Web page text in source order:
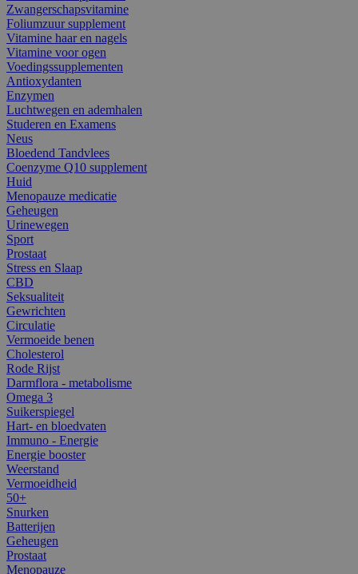
Zwangerschapsvitamine
Foliumzuur supplement
Vitamine haar en nagels
Vitamine voor ogen
Voedingssupplementen
Antioxydanten
Enzymen
Luchtwegen en ademhalen
Studeren en Examens
Neus
Bloedend Tandvlees
Coenzyme Q10 supplement
Huid
Menopauze medicatie
Geheugen
Urinewegen
Sport
Prostaat
Stress en Slaap
CBD
Seksualiteit
Gewrichten
Circulatie
Vermoeide benen
Cholesterol
Rode Rijst
Darmflora - metabolisme
Omega 3
Suikerspiegel
Hart- en bloedvaten
Immuno - Energie
Energie booster
Weerstand
Vermoeidheid
50+
Snurken
Batterijen
Geheugen
Prostaat
Menopauze